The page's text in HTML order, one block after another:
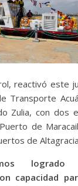
reactivó este
Transporte
Zulia, con dos
de
de
capacidad